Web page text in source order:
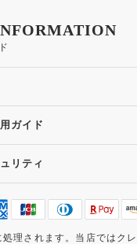
ガイド
リティ
理されます。当店ではク